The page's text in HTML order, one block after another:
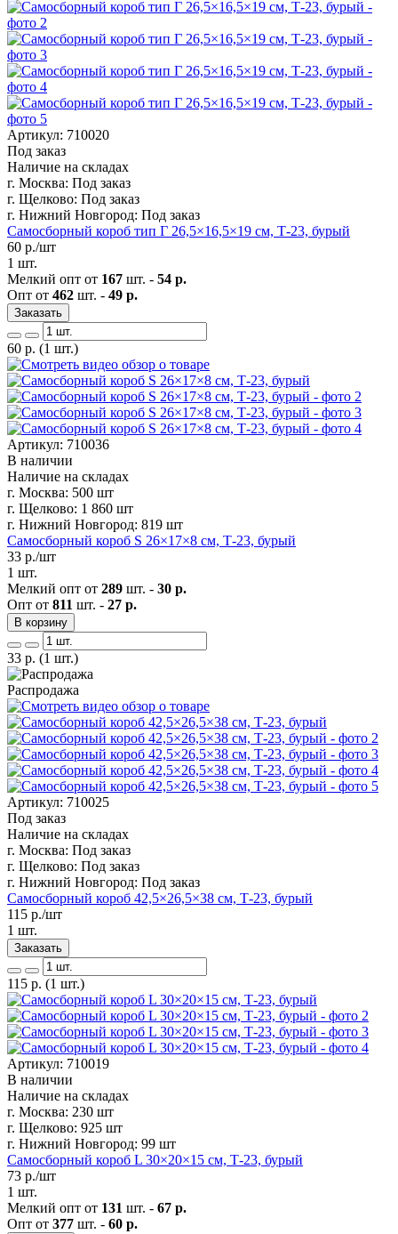
Артикул: 710020
Под заказ
Наличие на складах
г. Москва: Под заказ
г. Щелково: Под заказ
г. Нижний Новгород: Под заказ
Самосборный короб тип Г 26,5×16,5×19 см, Т-23, бурый
60 р./шт
1 шт.
Мелкий опт от 167 шт. - 54 р.
Опт от 462 шт. - 49 р.
Заказать
60 р. (1 шт.)
Артикул: 710036
В наличии
Наличие на складах
г. Москва: 500 шт
г. Щелково: 1 860 шт
г. Нижний Новгород: 819 шт
Самосборный короб S 26×17×8 см, Т-23, бурый
33 р./шт
1 шт.
Мелкий опт от 289 шт. - 30 р.
Опт от 811 шт. - 27 р.
В корзину
33 р. (1 шт.)
Распродажа
Артикул: 710025
Под заказ
Наличие на складах
г. Москва: Под заказ
г. Щелково: Под заказ
г. Нижний Новгород: Под заказ
Самосборный короб 42,5×26,5×38 см, Т-23, бурый
115 р./шт
1 шт.
Заказать
115 р. (1 шт.)
Артикул: 710019
В наличии
Наличие на складах
г. Москва: 230 шт
г. Щелково: 925 шт
г. Нижний Новгород: 99 шт
Самосборный короб L 30×20×15 см, Т-23, бурый
73 р./шт
1 шт.
Мелкий опт от 131 шт. - 67 р.
Опт от 377 шт. - 60 р.